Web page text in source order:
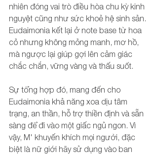
nhiên đóng vai trò điều hòa chu kỳ kinh
nguyệt cũng như sức khoẻ hệ sinh sản.
Eudaimonia kết lại ở note base từ hoa
cỏ nhưng không mỏng manh, mơ hồ,
mà ngược lại giúp gợi lên cảm giác
chắc chắn, vững vàng và thấu suốt.
Sự tổng hợp đó, mang đến cho
Eudaimonia khả năng xoa dịu tâm
trạng, an thần, hỗ trợ thiền định và sẵn
sàng để đi vào một giấc ngủ ngon. Vì
vậy, M' khuyến khích mọi người, đặc
biệt là nữ giới hãy sử dụng vào ban